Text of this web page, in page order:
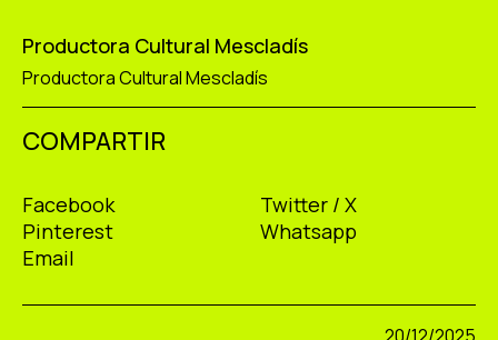
Productora Cultural Mescladís
Productora Cultural Mescladís
COMPARTIR
Facebook
Twitter / X
Pinterest
Whatsapp
Email
20/12/2025